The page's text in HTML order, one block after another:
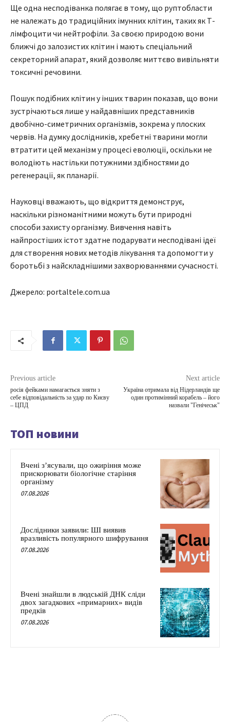
Ще одна несподіванка полягає в тому, що руптобласти
не належать до традиційних імунних клітин, таких як Т-
лімфоцити чи нейтрофіли. За своєю природою вони
ближчі до залозистих клітин і мають спеціальний
секреторний апарат, який дозволяє миттєво вивільняти
токсичні речовини.
Пошук подібних клітин у інших тварин показав, що вони
зустрічаються лише у найдавніших представників
двобічно-симетричних організмів, зокрема у плоских
червів. На думку дослідників, хребетні тварини могли
втратити цей механізм у процесі еволюції, оскільки не
володіють настільки потужними здібностями до
регенерації, як планарії.
Науковці вважають, що відкриття демонструє,
наскільки різноманітними можуть бути природні
способи захисту організму. Вивчення навіть
найпростіших істот здатне подарувати несподівані ідеї
для створення нових методів лікування та допомогти у
боротьбі з найскладнішими захворюваннями сучасності.
Джерело: portaltele.com.ua
Previous article
росія фейками намагається зняти з
себе відповідальність за удар по Києву
– ЦПД
Next article
Україна отримала від Нідерландів ще
один протимінний корабель – його
назвали "Генічеськ"
ТОП новини
Вчені з’ясували, що ожиріння може
прискорювати біологічне старіння
організму
07.08.2026
Дослідники заявили: ШІ виявив
вразливість популярного шифрування
07.08.2026
Вчені знайшли в людській ДНК сліди
двох загадкових «примарних» видів
предків
07.08.2026